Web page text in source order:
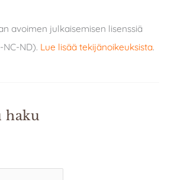
avoimen julkaisemisen lisenssiä
ND). Lue lisää tekijänoikeuksista.
haku